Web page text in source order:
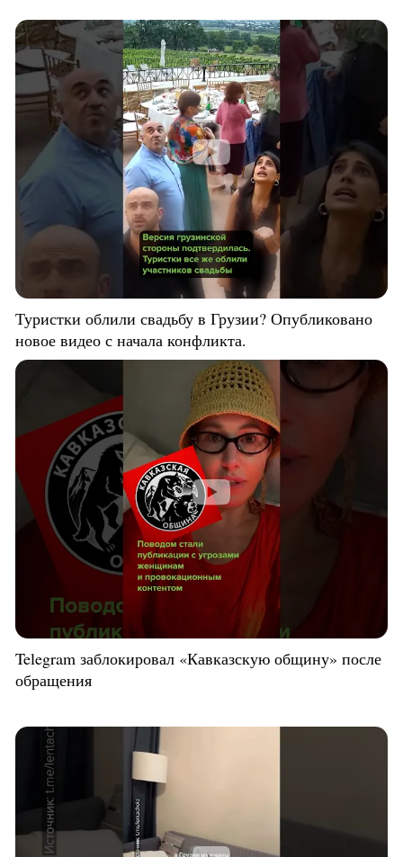
Туристки облили свадьбу в Грузии? Опубликовано
новое видео с начала конфликта.
Telegram заблокировал «Кавказскую общину» после
обращения